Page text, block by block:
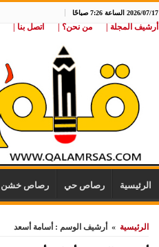
2026/07/17 الساعة 7:26 صباحًا
أرشيف المجلة | من نحن؟ | اتصل بنا |
الرئيسية رصاص حي رصاص خشن
الرئيسية » أرشيف الوسم : أسامة أسعد